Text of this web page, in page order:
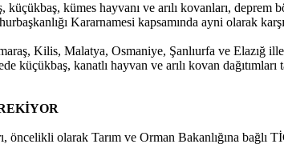
kümes hayvanı ve arılı kovanları, deprem
Kararnamesi kapsamında ayni olarak
Kilis, Malatya, Osmaniye, Şanlıurfa ve Elazığ
küçükbaş, kanatlı hayvan ve arılı kovan
öncelikli olarak Tarım ve Orman Bakanlığına bağlı